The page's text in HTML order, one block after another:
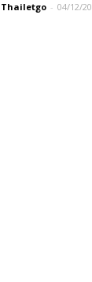
Thailetgo - 04/12/